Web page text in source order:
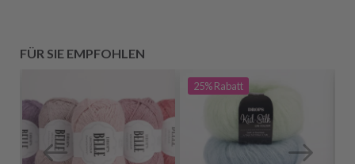
FÜR SIE EMPFOHLEN
25%Rabatt